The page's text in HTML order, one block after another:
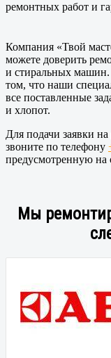
ремонтных работ и
Компания «Твой
можете доверить
и стиральных
том, что наши
все поставленные
и хлопот.
Для подачи заявки
звоните по телефону
предусмотренную на
Мы